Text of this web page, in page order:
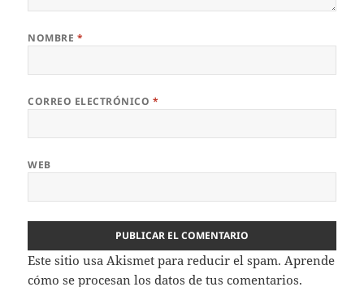
NOMBRE *
CORREO ELECTRÓNICO *
WEB
Este sitio usa Akismet para reducir el spam. Aprende
cómo se procesan los datos de tus comentarios.